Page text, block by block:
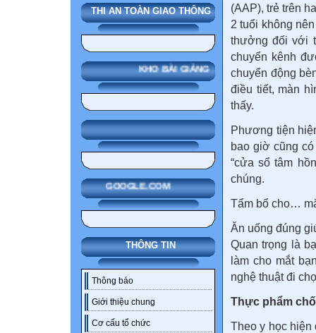
THI AN TOÀN GIAO THÔNG
KHO BÀI GIẢNG
GOOGLE.COM
THÔNG TIN
Thông báo
Giới thiệu chung
Cơ cấu tổ chức
(AAP), trẻ trên
2 tuổi không
thưởng đối với
chuyển kênh
chuyển động
điều tiết, màn
thấy.
Phương tiện
bao giờ cũng
“cửa sổ tâm
chúng.
Tẩm bổ cho…
Ăn uống đúng
Quan trọng là
làm cho mắt
nghệ thuật đi
Thực phẩm
Theo y học hiện